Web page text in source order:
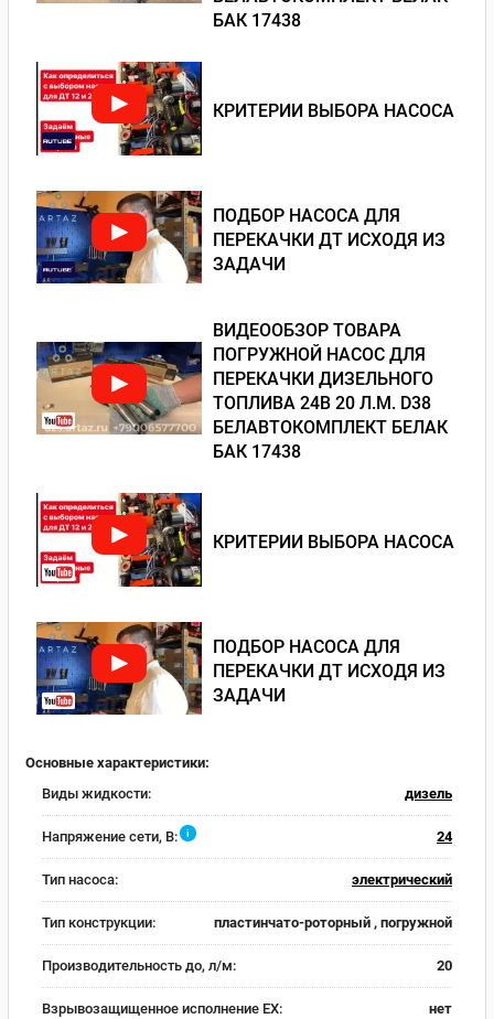
БАК 17438
КРИТЕРИИ ВЫБОРА НАСОСА
ПОДБОР НАСОСА ДЛЯ
ПЕРЕКАЧКИ ДТ ИСХОДЯ ИЗ
ЗАДАЧИ
ВИДЕООБЗОР ТОВАРА
ПОГРУЖНОЙ НАСОС ДЛЯ
ПЕРЕКАЧКИ ДИЗЕЛЬНОГО
ТОПЛИВА 24В 20 Л.М. D38
БЕЛАВТОКОМПЛЕКТ БЕЛАК
БАК 17438
КРИТЕРИИ ВЫБОРА НАСОСА
ПОДБОР НАСОСА ДЛЯ
ПЕРЕКАЧКИ ДТ ИСХОДЯ ИЗ
ЗАДАЧИ
Основные характеристики:
Виды жидкости:
дизель
Напряжение сети, В: i 24
Тип насоса: электрический
Тип конструкции: пластинчато-роторный , погружной
Производительность до, л/м: 20
Взрывозащищенное исполнение EX: нет